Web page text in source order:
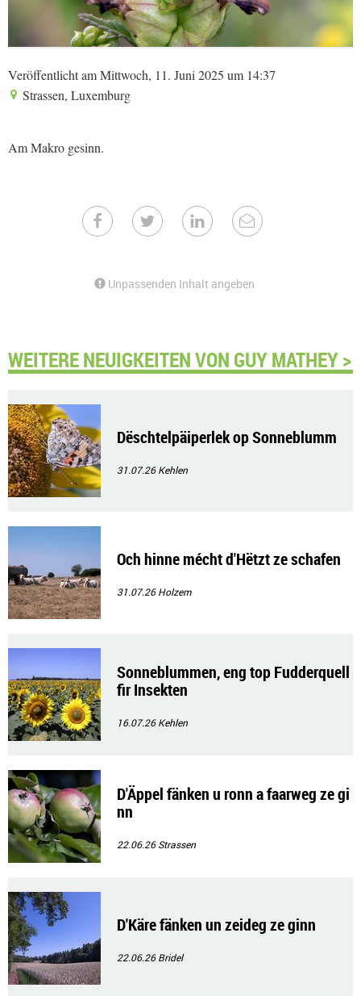
Veröffentlicht am Mittwoch, 11. Juni 2025 um 14:37
Strassen, Luxemburg
Am Makro gesinn.
Unpassenden Inhalt angeben
WEITERE NEUIGKEITEN VON GUY MATHEY >
Dëschtelpäiperlek op Sonneblumm
31.07.26Kehlen
Och hinne mécht d'Hëtzt ze schafen
31.07.26Holzem
Sonneblummen, eng top Fudderquell
fir Insekten
16.07.26Kehlen
D'Äppel fänken u ronn a faarweg ze gi
nn
22.06.26Strassen
D'Käre fänken un zeideg ze ginn
22.06.26Bridel